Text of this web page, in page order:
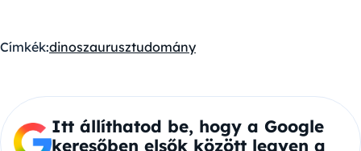
Címkék:dinoszaurusztudomány
Itt állíthatod be, hogy a Google
keresőben elsők között legyen a